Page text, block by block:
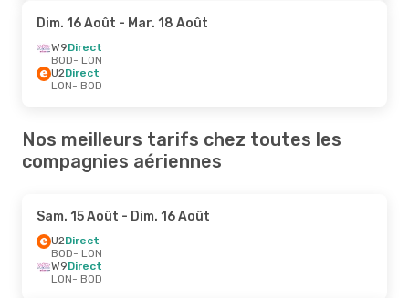
Dim. 16 Août - Mar. 18 Août
W9Direct
BOD- LON
U2Direct
LON- BOD
Nos meilleurs tarifs chez toutes les
compagnies aériennes
Sam. 15 Août - Dim. 16 Août
U2Direct
BOD- LON
W9Direct
LON- BOD